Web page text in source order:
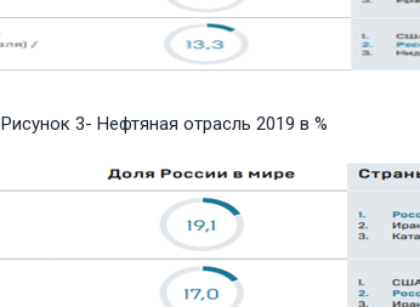
Рисунок 3- Нефтяная отрасль 2019 в %